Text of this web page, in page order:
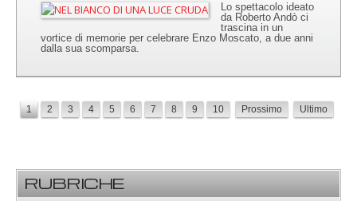
Lo spettacolo ideato
da Roberto Andò ci
trascina in un
vortice di memorie per celebrare Enzo Moscato, a due anni
dalla sua scomparsa.
1 2 3 4 5 6 7 8 9 10 Prossimo Ultimo
RUBRICHE